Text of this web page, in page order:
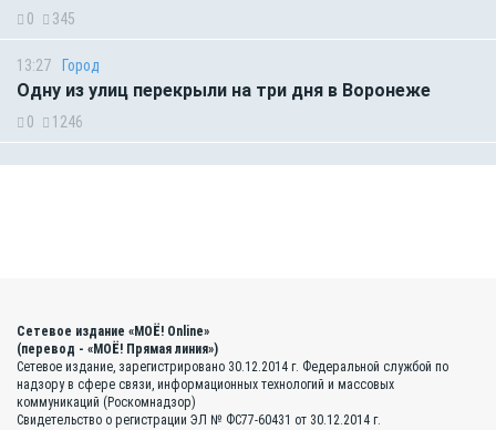
0 345
13:27 Город
Одну из улиц перекрыли на три дня в Воронеже
0 1246
Сетевое издание «МОЁ! Online»
(перевод - «МОЁ! Прямая линия»)
Сетевое издание, зарегистрировано 30.12.2014 г. Федеральной службой по
надзору в сфере связи, информационных технологий и массовых
коммуникаций (Роскомнадзор)
Свидетельство о регистрации ЭЛ № ФС77-60431 от 30.12.2014 г.